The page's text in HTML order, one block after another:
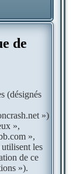
de
(désignés
»)
»,
»,
les
de ce
»).